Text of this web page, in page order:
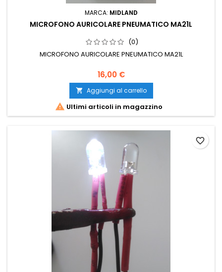
MARCA: MIDLAND
MICROFONO AURICOLARE PNEUMATICO MA21L
(0)
MICROFONO AURICOLARE PNEUMATICO MA21L
16,00 €
 Aggiungi al carrello
 Ultimi articoli in magazzino
favorite_border